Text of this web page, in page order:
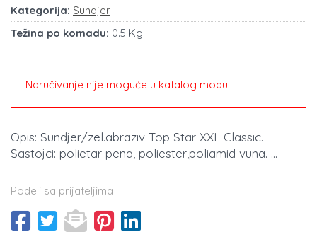
Kategorija: Sundjer
Težina po komadu: 0.5 Kg
Naručivanje nije moguće u katalog modu
Opis: Sundjer/zel.abraziv Top Star XXL Classic.
Sastojci: polietar pena, poliester,poliamid vuna. ...
Podeli sa prijateljima